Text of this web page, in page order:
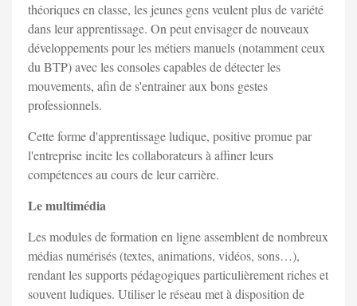
théoriques en classe, les jeunes gens veulent plus de variété
dans leur apprentissage. On peut envisager de nouveaux
développements pour les métiers manuels (notamment ceux
du BTP) avec les consoles capables de détecter les
mouvements, afin de s'entrainer aux bons gestes
professionnels.
Cette forme d'apprentissage ludique, positive promue par
l'entreprise incite les collaborateurs à affiner leurs
compétences au cours de leur carrière.
Le multimédia
Les modules de formation en ligne assemblent de nombreux
médias numérisés (textes, animations, vidéos, sons…),
rendant les supports pédagogiques particulièrement riches et
souvent ludiques. Utiliser le réseau met à disposition de